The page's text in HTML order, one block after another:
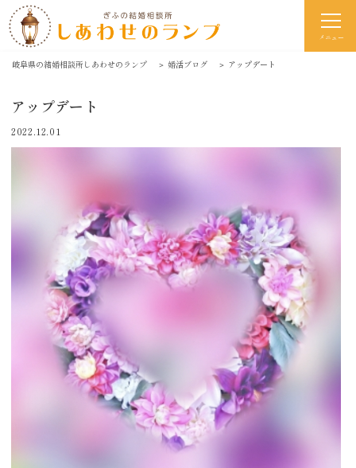
メニュー
岐阜県の結婚相談所しあわせのランプ ＞ 婚活ブログ ＞ アップデート
アップデート
2022.12.01